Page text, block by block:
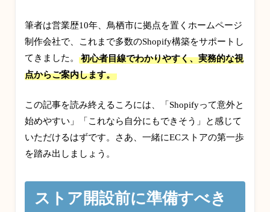
筆者は営業歴10年、鳥栖市に拠点を置くホームページ
制作会社で、これまで多数のShopify構築をサポートし
てきました。
初心者目線でわかりやすく、実務的な視
点からご案内します。
この記事を読み終えるころには、「Shopifyって意外と
始めやすい」「これなら自分にもできそう」と感じて
いただけるはずです。さあ、一緒にECストアの第一歩
を踏み出しましょう。
ストア開設前に準備すべき